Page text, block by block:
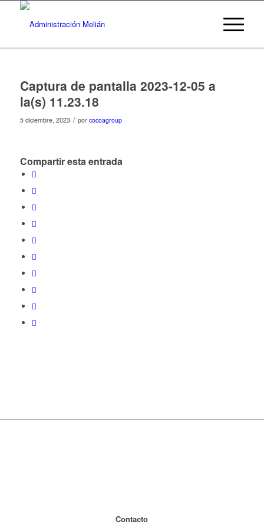
Captura de pantalla 2023-12-05 a
la(s) 11.23.18
5 diciembre, 2023 / por cocoagroup
Compartir esta entrada
Contacto